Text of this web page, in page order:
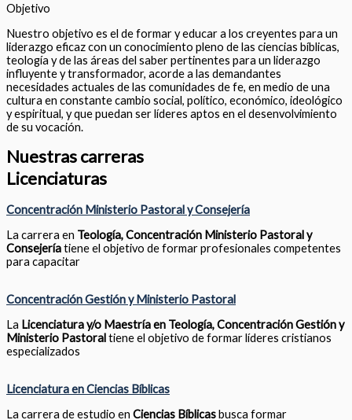
Objetivo
Nuestro objetivo es el de formar y educar a los creyentes para un
liderazgo eficaz con un conocimiento pleno de las ciencias bíblicas,
teología y de las áreas del saber pertinentes para un liderazgo
influyente y transformador, acorde a las demandantes
necesidades actuales de las comunidades de fe, en medio de una
cultura en constante cambio social, político, económico, ideológico
y espiritual, y que puedan ser líderes aptos en el desenvolvimiento
de su vocación.
Nuestras carreras
Licenciaturas
Concentración Ministerio Pastoral y Consejería
La carrera en Teología, Concentración Ministerio Pastoral y
Consejeríatiene el objetivo de formar profesionales competentes
para capacitar
Concentración Gestión y Ministerio Pastoral
La Licenciatura y/o Maestría en Teología, Concentración Gestión y
Ministerio Pastoraltiene el objetivo de formar líderes cristianos
especializados
Licenciatura en Ciencias Bíblicas
La carrera de estudio en Ciencias Bíblicasbusca formar